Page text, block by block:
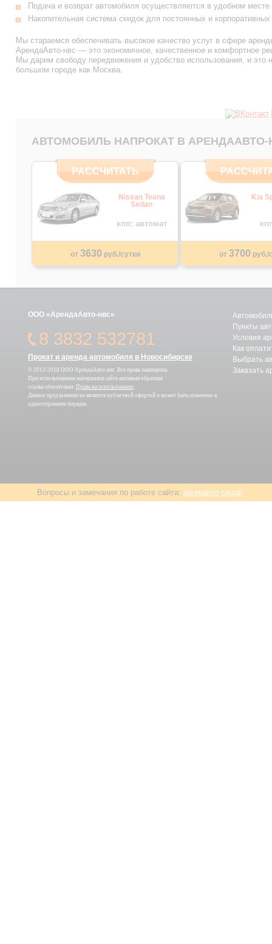
Подача и возврат автомобиля осуществляются в удобном
Накопительная система скидок для постоянных и корпоративных
Мы стараемся обеспечивать высокое качество услуг в сфере
АрендаАвто-нвс — это экономичное, качественное и комфортное
Мы дарим свободу передвижения и удобство использования, и это
большом городе как Москва.
АВТОМОБИЛЬ НАПРОКАТ В АРЕНДААВТО-
РАССЧИТАТЬ
Nissan Teana
Sedan
кпп: автомат
от 3630 руб./сутки
Kia
от 3700 руб./
ООО «АрендаАвто-нвс»
8 3832 532781
Прокат и аренда автомобиля в Новосибирске
© 2013-2018 ООО АрендаАвто-нвс. Все права защищены.
При использовании материалов сайта активная обратная
ссылка обязательна. Права на использование.
Данное предложение не является публичной офертой и может быть изменено в
одностороннем порядке.
Пункты
Условия
Как
Выбрать
Заказать
Вопросы и замечания по работе сайта: напишите сюда!